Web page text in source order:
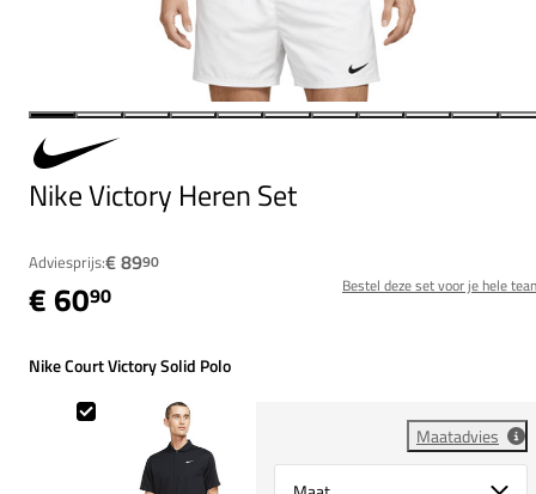
Nike Victory Heren Set
Adviesprijs:€ 8990
€ 6090 Bestel deze set voor je hele
Nike Court Victory Solid Polo
Maatadvies
Select {option} for {name}
Nike Court Victory Solid Polo